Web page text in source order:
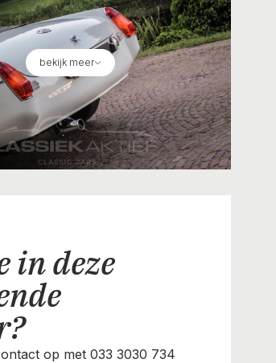
bekijk meer
in deze
op met 033 3030 734